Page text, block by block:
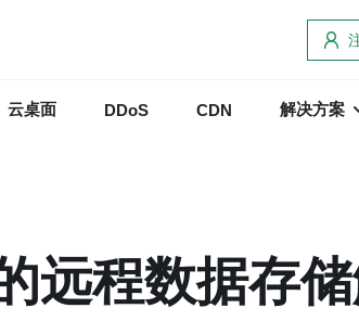
云桌面 DDoS CDN 解决方案
远程数据存